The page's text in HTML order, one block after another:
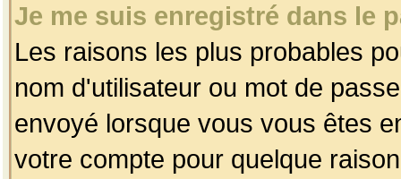
Je me suis enregistré dans le
Les raisons les plus probables
nom d'utilisateur ou mot de
envoyé lorsque vous vous êtes
votre compte pour quelque